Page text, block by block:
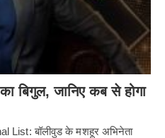
बिगुल, जानिए कब से होगा
List: बॉलीवुड के मशहूर अभिनेता